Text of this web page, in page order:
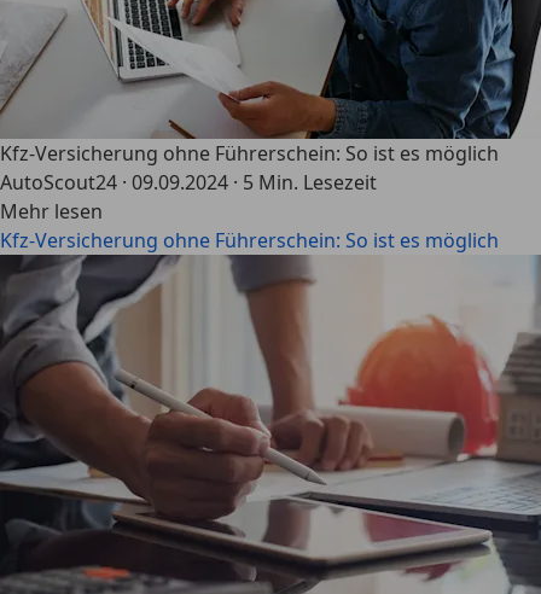
Kfz-Versicherung ohne Führerschein: So ist es möglich
AutoScout24 · 09.09.2024 · 5 Min. Lesezeit
Mehr lesen
Kfz-Versicherung ohne Führerschein: So ist es möglich